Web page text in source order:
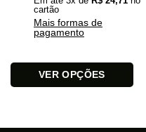
cartão
Mais formas de
pagamento
VER OPÇÕES